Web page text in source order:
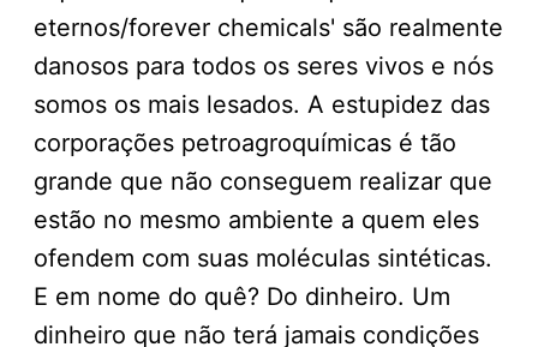
eternos/forever chemicals' são realmente
danosos para todos os seres vivos e nós
somos os mais lesados. A estupidez das
corporações petroagroquímicas é tão
grande que não conseguem realizar que
estão no mesmo ambiente a quem eles
ofendem com suas moléculas sintéticas.
E em nome do quê? Do dinheiro. Um
dinheiro que não terá jamais condições